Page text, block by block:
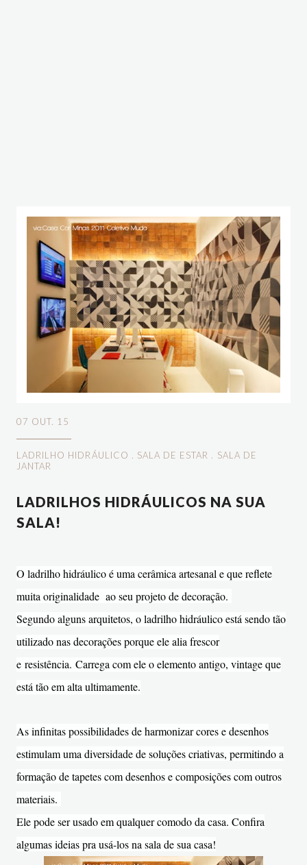
07 OUT. 15
LADRILHO HIDRÁULICO SALA DE ESTAR
SALA DE
JANTAR
LADRILHOS HIDRÁULICOS NA SUA
SALA!
O ladrilho hidráulico é uma cerâmica artesanal e que reflete
muita originalidade ao seu projeto de decoração.
Segundo alguns arquitetos, o ladrilho hidráulico está sendo tão
utilizado nas decorações porque ele alia frescor
e resistência. Carrega com ele o elemento antigo, vintage que
está tão em alta ultimamente.
As infinitas possibilidades de harmonizar cores e desenhos
estimulam uma diversidade de soluções criativas, permitindo a
formação de tapetes com desenhos e composições com outros
materiais.
Ele pode ser usado em qualquer comodo da casa. Confira
algumas ideias pra usá-los na sala de sua casa!